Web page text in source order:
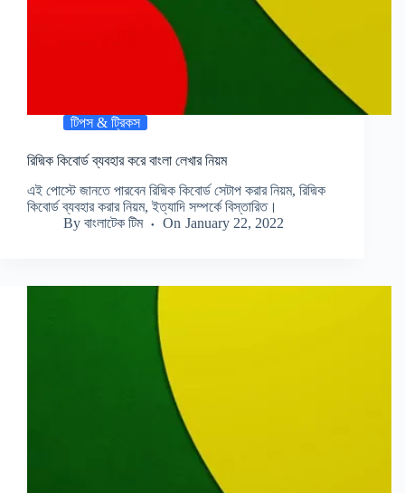
টিপস & ট্রিকস
রিদ্মিক কিবোর্ড ব্যবহার করে বাংলা লেখার নিয়ম
এই পোস্টে জানতে পারবেন রিদ্মিক কিবোর্ড সেটাপ করার নিয়ম, রিদ্মিক
কিবোর্ড ব্যবহার করার নিয়ম, ইত্যাদি সম্পর্কে বিস্তারিত।
By বাংলাটেক টিম On January 22, 2022